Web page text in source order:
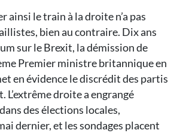
ainsi le train à la droite n’a pas
bien au contraire. Dix ans
sur le Brexit, la démission de
Premier ministre britannique en
en évidence le discrédit des partis
L’extrême droite a engrangé
des élections locales,
dernier, et les sondages placent